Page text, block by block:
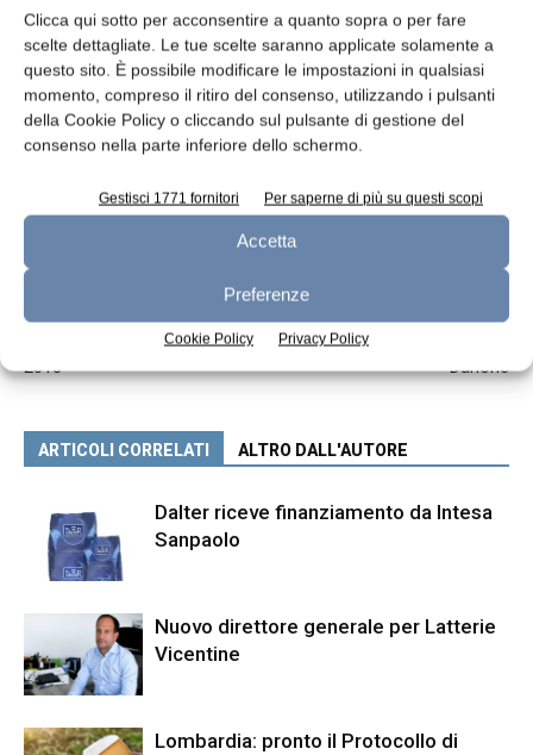
Clicca qui sotto per acconsentire a quanto sopra o per fare
scelte dettagliate. Le tue scelte saranno applicate solamente a
questo sito. È possibile modificare le impostazioni in qualsiasi
momento, compreso il ritiro del consenso, utilizzando i pulsanti
della Cookie Policy o cliccando sul pulsante di gestione del
consenso nella parte inferiore dello schermo.
Gestisci 1771 fornitori Per saperne di più su questi scopi
Accetta
Preferenze
Cookie Policy Privacy Policy
TAGS Granarolo Granarolo UK
Aggiornamento mercati 15-2-
2018
Il 2017 per il business Dairy di
Danone
ARTICOLI CORRELATI ALTRO DALL'AUTORE
Dalter riceve finanziamento da Intesa
Sanpaolo
Nuovo direttore generale per Latterie
Vicentine
Lombardia: pronto il Protocollo di